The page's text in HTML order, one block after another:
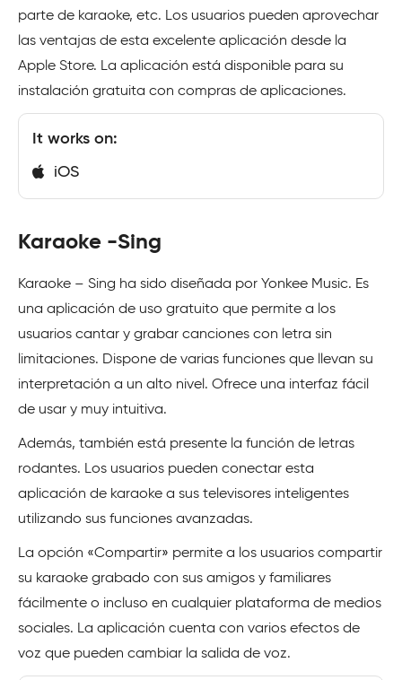
parte de karaoke, etc. Los usuarios pueden aprovechar
las ventajas de esta excelente aplicación desde la
Apple Store. La aplicación está disponible para su
instalación gratuita con compras de aplicaciones.
It works on:
iOS
Karaoke -Sing
Karaoke – Sing ha sido diseñada por Yonkee Music. Es
una aplicación de uso gratuito que permite a los
usuarios cantar y grabar canciones con letra sin
limitaciones. Dispone de varias funciones que llevan su
interpretación a un alto nivel. Ofrece una interfaz fácil
de usar y muy intuitiva.
Además, también está presente la función de letras
rodantes. Los usuarios pueden conectar esta
aplicación de karaoke a sus televisores inteligentes
utilizando sus funciones avanzadas.
La opción «Compartir» permite a los usuarios compartir
su karaoke grabado con sus amigos y familiares
fácilmente o incluso en cualquier plataforma de medios
sociales. La aplicación cuenta con varios efectos de
voz que pueden cambiar la salida de voz.